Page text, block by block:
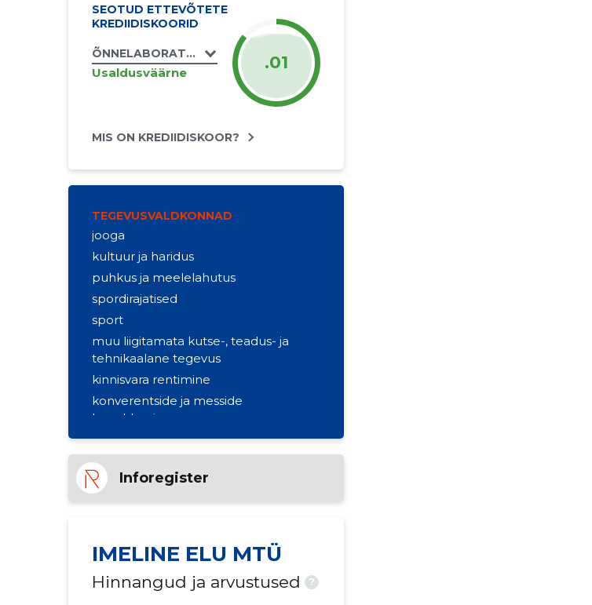
SEOTUD ETTEVÕTETE
KREDIIDISKOORID
ÕNNELABORATOORIUM OÜ
Usaldusväärne .01
MIS ON KREDIIDISKOOR?
TEGEVUSVALDKONNAD
jooga
kultuur ja haridus
puhkus ja meelelahutus
spordirajatised
sport
muu liigitamata kutse-, teadus- ja
tehnikaalane tegevus
kinnisvara rentimine
konverentside ja messide
korraldamine
Inforegister
IMELINE ELU MTÜ
Hinnangud ja arvustused ?